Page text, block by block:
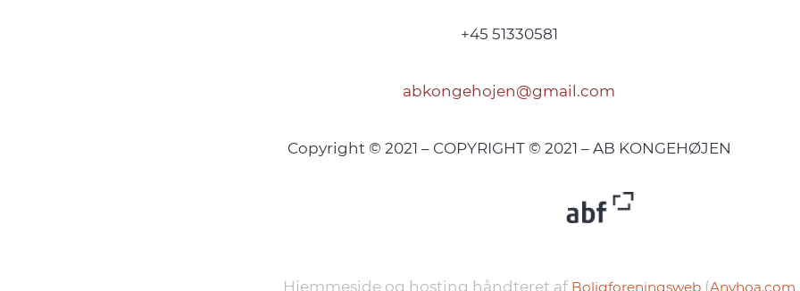
+45 51330581
abkongehojen@gmail.com
Copyright © 2021 – COPYRIGHT © 2021 – AB KONGEHØJEN
Hjemmeside og hosting håndteret af Boligforeningsweb(Anyhoa.com